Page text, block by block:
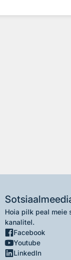
Hoia pilk peal meie
kanalitel.
Facebook
Youtube
LinkedIn